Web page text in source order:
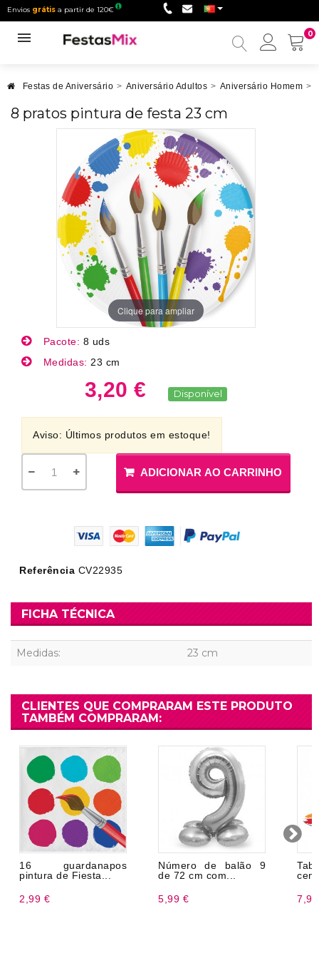
Envios grátis a partir de 120€
0
Minha
Festas de Aniversário > Aniversário Adultos > Aniversário Homem >
8 pratos pintura de festa 23 cm
Clique para ampliar
Pacote: 8 uds
Medidas: 23 cm
3,20 € Disponível
Aviso: Últimos produtos em estoque!
ADICIONAR AO CARRINHO
Referência CV22935
FICHA TÉCNICA
Medidas: 23 cm
CLIENTES QUE COMPRARAM ESTE PRODUTO
TAMBÉM COMPRARAM:
16 guardanapos
pintura de Fiesta...
2,99 €
Número de balão 9
de 72 cm com...
5,99 €